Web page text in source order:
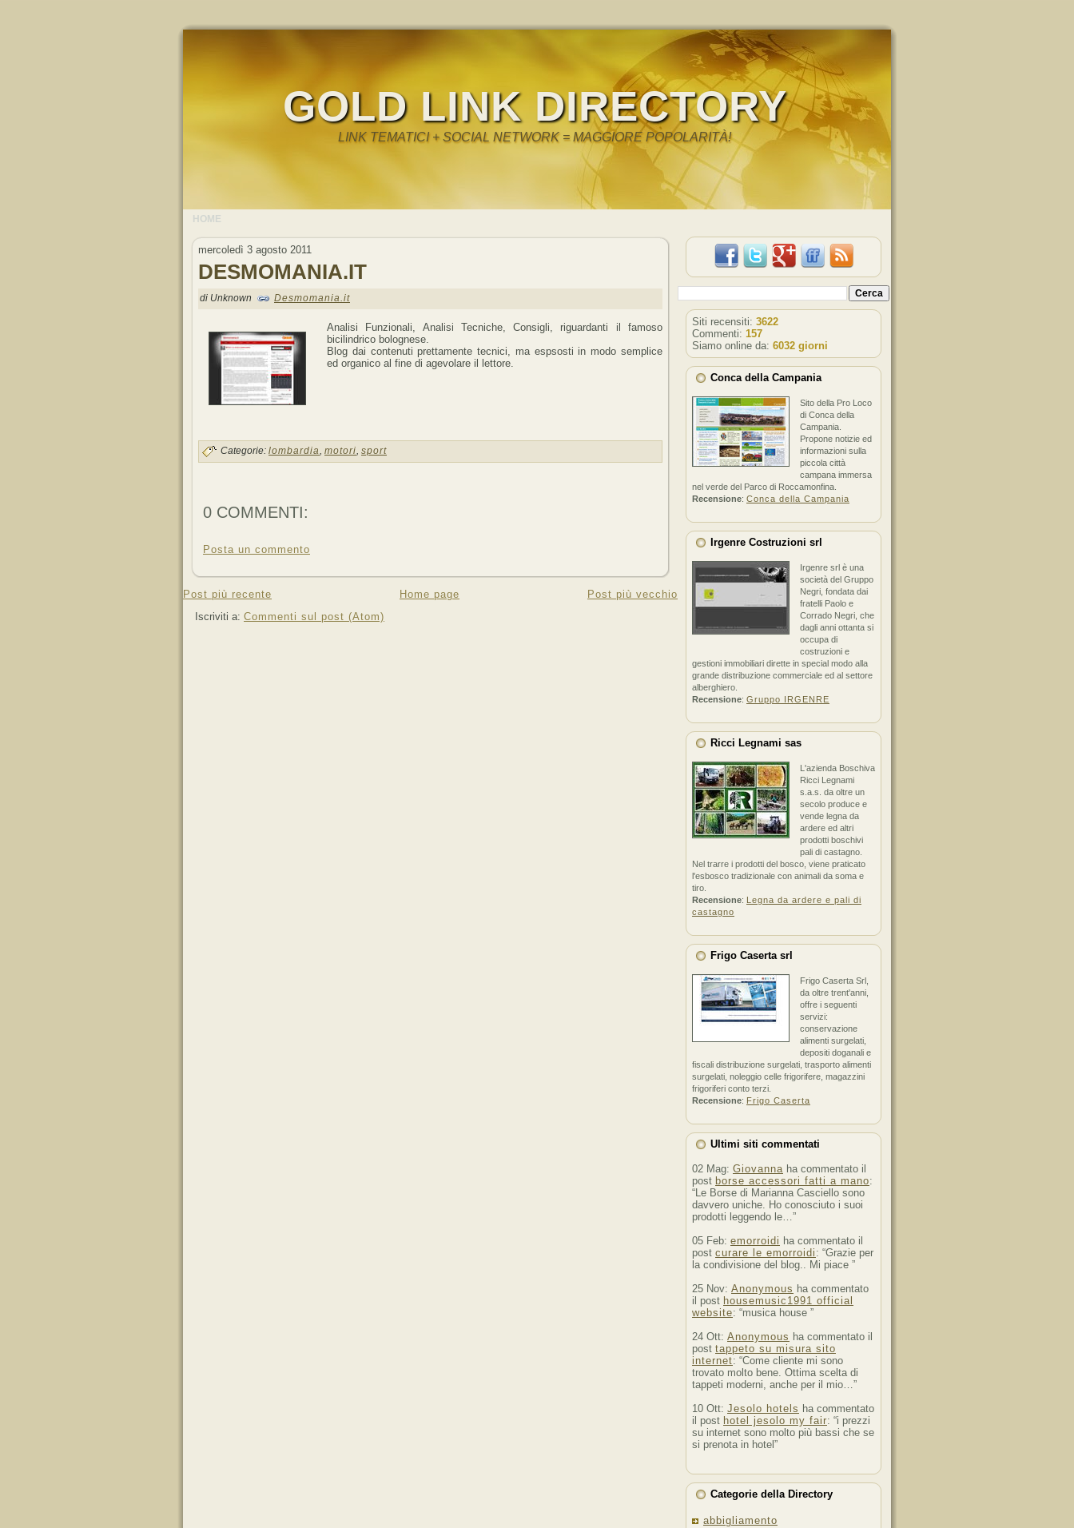
GOLD LINK DIRECTORY
LINK TEMATICI + SOCIAL NETWORK = MAGGIORE POPOLARITÀ!
HOME
mercoledì 3 agosto 2011
DESMOMANIA.IT
di Unknown Desmomania.it
Analisi Funzionali, Analisi Tecniche, Consigli, riguardanti il famoso
bicilindrico bolognese.
Blog dai contenuti prettamente tecnici, ma espsosti in modo semplice
ed organico al fine di agevolare il lettore.
Categorie: lombardia, motori, sport
0 COMMENTI:
Posta un commento
Post più recente Post più vecchio
Home page
Iscriviti a: Commenti sul post (Atom)
Siti recensiti: 3622
Commenti: 157
Siamo online da: 6032 giorni
Conca della Campania
Sito della Pro Loco
di Conca della
Campania.
Propone notizie ed
informazioni sulla
piccola città
campana immersa
nel verde del Parco di Roccamonfina.
Recensione: Conca della Campania
Irgenre Costruzioni srl
Irgenre srl è una
società del Gruppo
Negri, fondata dai
fratelli Paolo e
Corrado Negri, che
dagli anni ottanta si
occupa di
costruzioni e
gestioni immobiliari dirette in special modo alla
grande distribuzione commerciale ed al settore
alberghiero.
Recensione: Gruppo IRGENRE
Ricci Legnami sas
L'azienda Boschiva
Ricci Legnami
s.a.s. da oltre un
secolo produce e
vende legna da
ardere ed altri
prodotti boschivi
pali di castagno.
Nel trarre i prodotti del bosco, viene praticato
l'esbosco tradizionale con animali da soma e
tiro.
Recensione: Legna da ardere e pali di
castagno
Frigo Caserta srl
Frigo Caserta Srl,
da oltre trent'anni,
offre i seguenti
servizi:
conservazione
alimenti surgelati,
depositi doganali e
fiscali distribuzione surgelati, trasporto alimenti
surgelati, noleggio celle frigorifere, magazzini
frigoriferi conto terzi.
Recensione: Frigo Caserta
Ultimi siti commentati
02 Mag: Giovanna ha commentato il
post borse accessori fatti a mano:
“Le Borse di Marianna Casciello sono
davvero uniche. Ho conosciuto i suoi
prodotti leggendo le…”
05 Feb: emorroidi ha commentato il
post curare le emorroidi : “Grazie per
la condivisione del blog.. Mi piace ”
25 Nov: Anonymous ha commentato
il post housemusic1991 official
website: “musica house ”
24 Ott: Anonymous ha commentato il
post tappeto su misura sito
internet: “Come cliente mi sono
trovato molto bene. Ottima scelta di
tappeti moderni, anche per il mio…”
10 Ott: Jesolo hotels ha commentato
il post hotel jesolo my fair: “i prezzi
su internet sono molto più bassi che se
si prenota in hotel”
Categorie della Directory
abbigliamento